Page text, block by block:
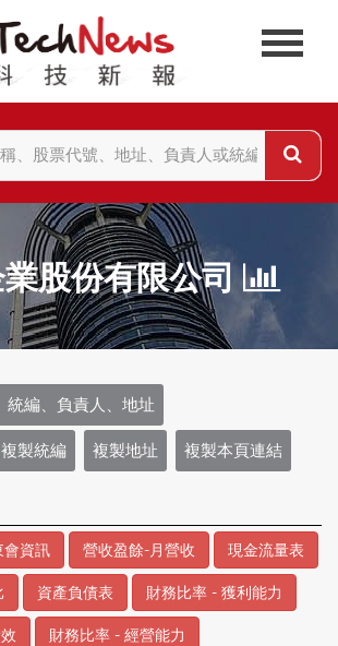
股份有限公司
統編、負責人、地址
複製統編 複製地址 複製本頁連結
會資訊 營收盈餘-月營收 現金流量表
資產負債表 財務比率 - 獲利能力
財務比率 - 經營能力